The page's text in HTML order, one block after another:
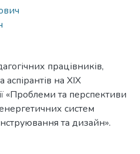
працівників,
аспірантів на XIX
«Проблеми та перспективи
систем
та дизайн».